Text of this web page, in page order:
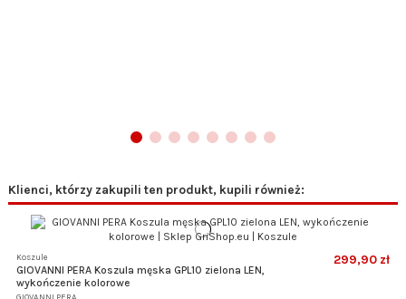
Klienci, którzy zakupili ten produkt, kupili również:
Koszule
GIOVANNI PERA Koszula męska GPL10 zielona LEN,
wykończenie kolorowe
GIOVANNI PERA
299,90 zł